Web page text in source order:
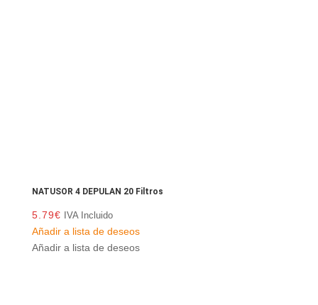
NATUSOR 4 DEPULAN 20 Filtros
5.79€ IVA Incluido
Añadir a lista de deseos
Añadir a lista de deseos